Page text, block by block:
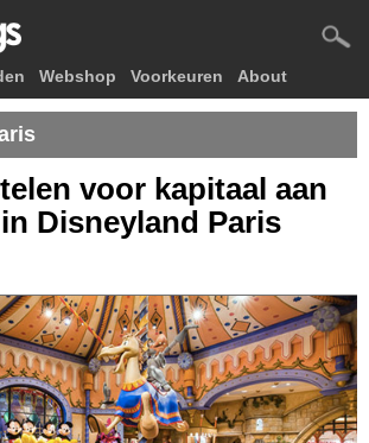
Webshop Voorkeuren About
voor kapitaal aan
Disneyland Paris